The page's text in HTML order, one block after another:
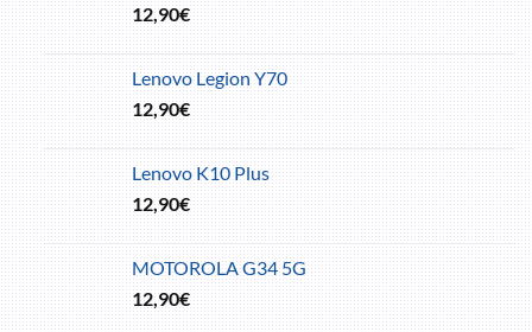
12,90€
Lenovo Legion Y70
12,90€
Lenovo K10 Plus
12,90€
MOTOROLA G34 5G
12,90€